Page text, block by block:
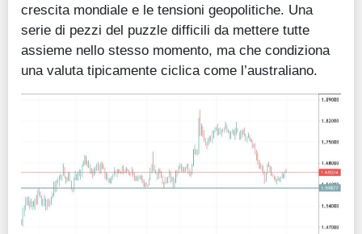
crescita mondiale e le tensioni geopolitiche. Una
serie di pezzi del puzzle difficili da mettere tutte
assieme nello stesso momento, ma che condiziona
una valuta tipicamente ciclica come l’australiano.